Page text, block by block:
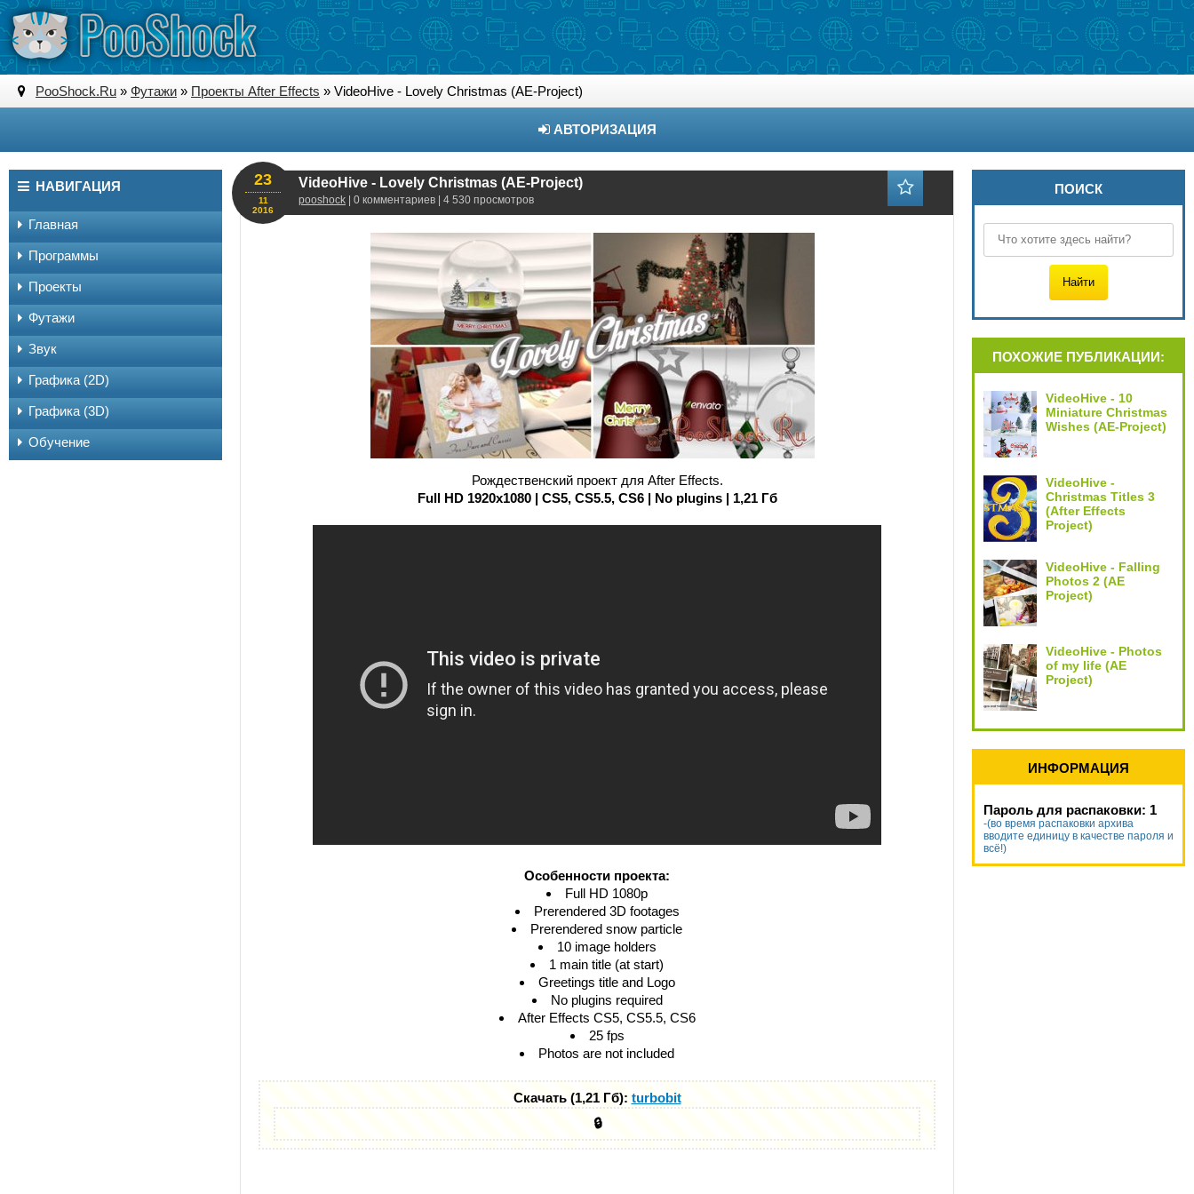
PooShock.Ru » Футажи » Проекты After Effects » VideoHive - Lovely Christmas (AE-Project)
АВТОРИЗАЦИЯ
VideoHive - Lovely Christmas (AE-Project)
pooshock | 0 комментариев | 4 530 просмотров
23
11
2016
Рождественский проект для After Effects.
Full HD 1920x1080 | CS5, CS5.5, CS6 | No plugins | 1,21 Гб
Особенности проекта:
Full HD 1080p
Prerendered 3D footages
Prerendered snow particle
10 image holders
1 main title (at start)
Greetings title and Logo
No plugins required
After Effects CS5, CS5.5, CS6
25 fps
Photos are not included
Скачать (1,21 Гб): turbobit
🔒
НАВИГАЦИЯ
Главная
Программы
Проекты
Футажи
Звук
Графика (2D)
Графика (3D)
Обучение
ПОИСК
ПОХОЖИЕ ПУБЛИКАЦИИ:
VideoHive - 10
Miniature Christmas
Wishes (AE-Project)
VideoHive -
Christmas Titles 3
(After Effects
Project)
VideoHive - Falling
Photos 2 (AE
Project)
VideoHive - Photos
of my life (AE
Project)
ИНФОРМАЦИЯ
Пароль для распаковки: 1
-(во время распаковки архива
вводите единицу в качестве пароля и
всё!)